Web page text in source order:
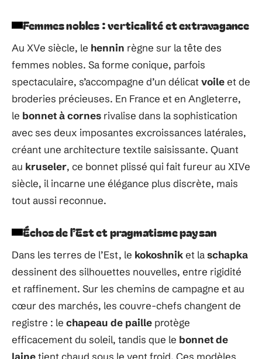
Femmes nobles : verticalité et extravagance
Au XVe siècle, le hennin règne sur la tête des
femmes nobles. Sa forme conique, parfois
spectaculaire, s’accompagne d’un délicat voileet de
broderies précieuses. En France et en Angleterre,
le bonnet à cornes rivalise dans la sophistication
avec ses deux imposantes excroissances latérales,
créant une architecture textile saisissante. Quant
au kruseler, ce bonnet plissé qui fait fureur au XIVe
siècle, il incarne une élégance plus discrète, mais
tout aussi reconnue.
Échos de l’Est et pragmatisme paysan
Dans les terres de l’Est, le kokoshniket laschapka
dessinent des silhouettes nouvelles, entre rigidité
et raffinement. Sur les chemins de campagne et au
cœur des marchés, les couvre-chefs changent de
registre : le chapeau de paille protège
efficacement du soleil, tandis que le bonnet de
lainetient chaud sous le vent froid. Ces modèles